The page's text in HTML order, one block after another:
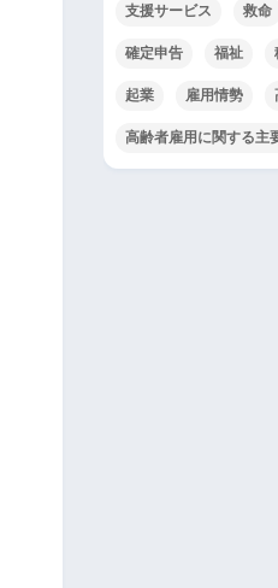
支援サービス 救命
確定申告 福祉
起業 雇用情勢
高齢者雇用に関する主